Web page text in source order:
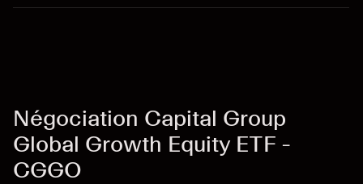
Négociation Capital Group
Global Growth Equity ETF -
CGGO